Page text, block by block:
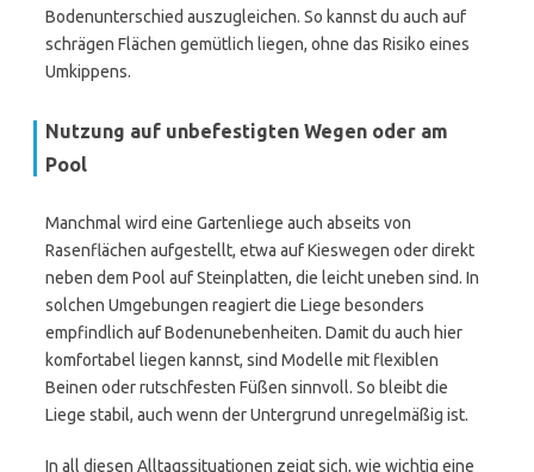
Bodenunterschied auszugleichen. So kannst du auch auf
schrägen Flächen gemütlich liegen, ohne das Risiko eines
Umkippens.
Nutzung auf unbefestigten Wegen oder am
Pool
Manchmal wird eine Gartenliege auch abseits von
Rasenflächen aufgestellt, etwa auf Kieswegen oder direkt
neben dem Pool auf Steinplatten, die leicht uneben sind. In
solchen Umgebungen reagiert die Liege besonders
empfindlich auf Bodenunebenheiten. Damit du auch hier
komfortabel liegen kannst, sind Modelle mit flexiblen
Beinen oder rutschfesten Füßen sinnvoll. So bleibt die
Liege stabil, auch wenn der Untergrund unregelmäßig ist.
In all diesen Alltagssituationen zeigt sich, wie wichtig eine